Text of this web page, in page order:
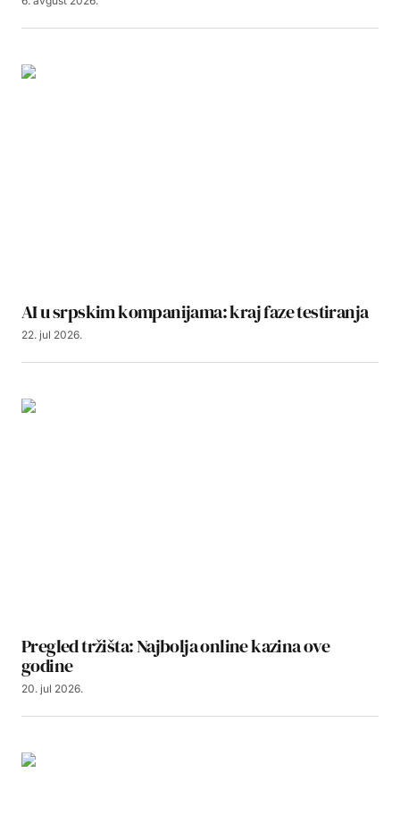
AI u srpskim kompanijama: kraj faze testiranja
22. jul 2026.
Pregled tržišta: Najbolja online kazina ove
godine
20. jul 2026.